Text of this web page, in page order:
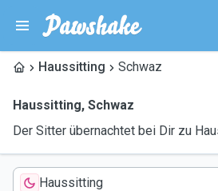
Haussitting Schwaz
Haussitting, Schwaz
Der Sitter übernachtet bei Dir zu
Haussitting